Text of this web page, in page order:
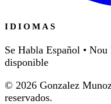
IDIOMAS
Se Habla Español •
disponible
© 2026 Gonzalez
reservados.